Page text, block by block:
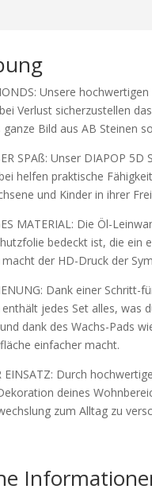
Unsere
Verlust sicherzustellen
Bild aus AB Steinen
SPAß: Unser DIAPOP
helfen praktische
und Kinder in ihrer
MATERIAL: Die Öl-
bedeckt ist, die ein
der HD-Druck der
Dank einer
jedes Set alles, was
dank des Wachs-Pads
einfacher macht.
EINSATZ: Durch
deines
zum Alltag zu